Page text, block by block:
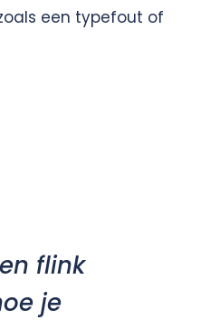
een typefout of
flink
je